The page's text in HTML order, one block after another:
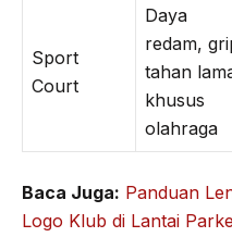
Sport
Court
Daya
redam,
tahan
khusus
olahraga
Baca Juga: Panduan
Logo Klub di Lantai